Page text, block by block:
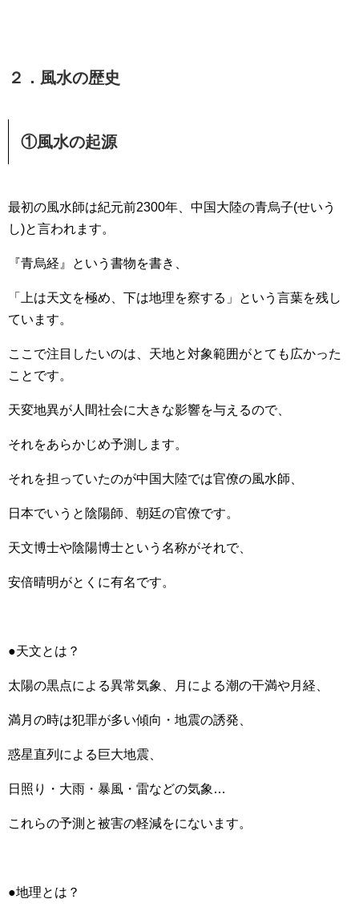
２．風水の歴史
①風水の起源
最初の風水師は紀元前2300年、中国大陸の青烏子(せいう
し)と言われます。
『青烏経』という書物を書き、
「上は天文を極め、下は地理を察する」という言葉を残し
ています。
ここで注目したいのは、天地と対象範囲がとても広かった
ことです。
天変地異が人間社会に大きな影響を与えるので、
それをあらかじめ予測します。
それを担っていたのが中国大陸では官僚の風水師、
日本でいうと陰陽師、朝廷の官僚です。
天文博士や陰陽博士という名称がそれで、
安倍晴明がとくに有名です。
●天文とは？
太陽の黒点による異常気象、月による潮の干満や月経、
満月の時は犯罪が多い傾向・地震の誘発、
惑星直列による巨大地震、
日照り・大雨・暴風・雷などの気象…
これらの予測と被害の軽減をにないます。
●地理とは？